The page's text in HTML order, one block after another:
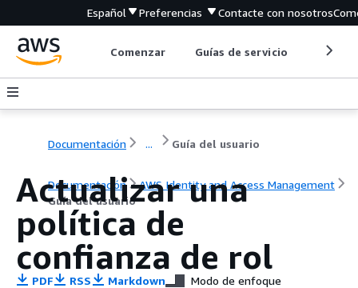
Español Preferencias Contacte con nosotros
Comenzar Guías de servicio
Documentación ... Guía del usuario
Documentación
AWS Identity and Access Management
Guía del usuario
Actualizar una
política de
confianza de rol
PDF RSS Markdown Modo de enfoque